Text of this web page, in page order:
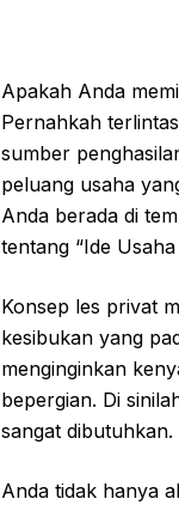
Apakah Anda
Pernahkah
sumber
peluang usaha
Anda berada di
tentang “Ide
Konsep les privat
kesibukan yang
menginginkan
bepergian. Di
sangat dibutuhkan.
Anda tidak hanya